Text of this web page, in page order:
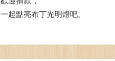
一起點亮布丁光明燈吧。